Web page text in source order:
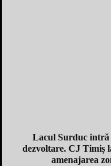
Lacul Surduc intră
dezvoltare. CJ Timiș
amenajarea